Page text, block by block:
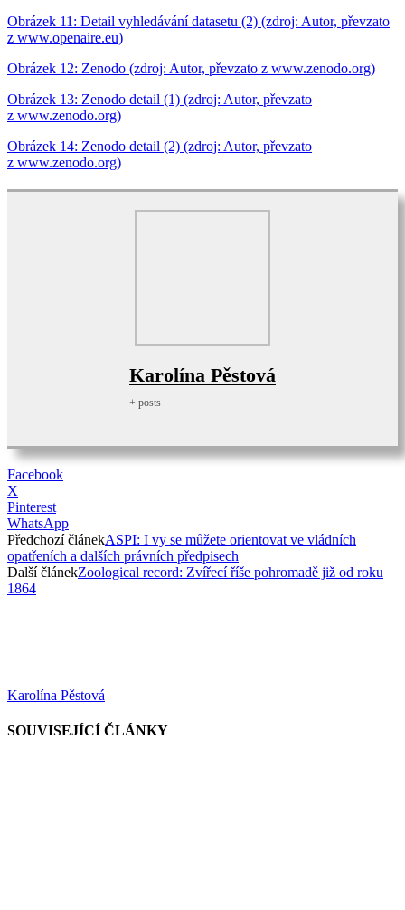
Obrázek 11: Detail vyhledávání datasetu (2) (zdroj: Autor, převzato
z www.openaire.eu)
Obrázek 12: Zenodo (zdroj: Autor, převzato z www.zenodo.org)
Obrázek 13: Zenodo detail (1) (zdroj: Autor, převzato
z www.zenodo.org)
Obrázek 14: Zenodo detail (2) (zdroj: Autor, převzato
z www.zenodo.org)
Karolína Pěstová
+ posts
Facebook
X
Pinterest
WhatsApp
Předchozí článekASPI: I vy se můžete orientovat ve vládních
opatřeních a dalších právních předpisech
Další článekZoological record: Zvířecí říše pohromadě již od roku
1864
Karolína Pěstová
SOUVISEJÍCÍ ČLÁNKY